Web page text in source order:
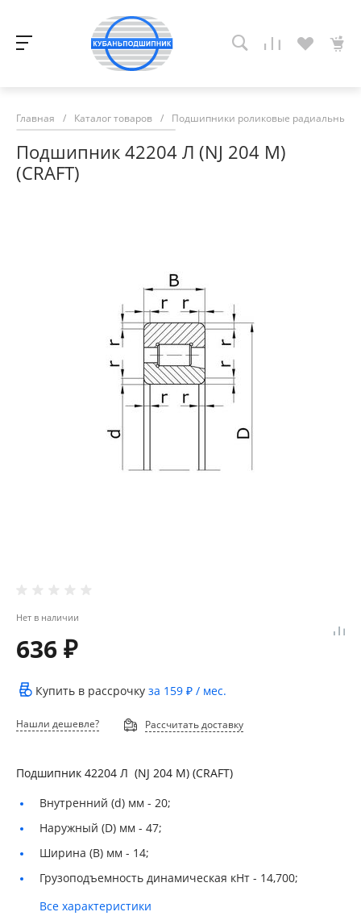
Главная / Каталог товаров / Подшипники роликовые радиальные
Подшипник 42204 Л (NJ 204 M)
(CRAFT)
Нет в наличии
636 ₽
Купить в рассрочку за 159 ₽ / мес.
Нашли дешевле? Рассчитать доставку
Подшипник 42204 Л (NJ 204 M) (CRAFT)
Внутренний (d) мм - 20;
Наружный (D) мм - 47;
Ширина (B) мм - 14;
Грузоподъемность динамическая кНт - 14,700;
Все характеристики